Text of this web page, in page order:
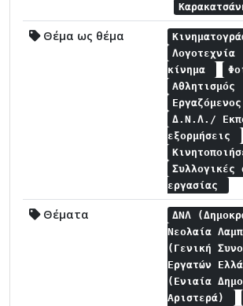
Θέμα ως θέμα
Λογοτεχνία
κίνημα
Αθλητισμός
Δ.Ν.Λ./
εξορμήσεις
Συλλογικές
εργασίας
Θέματα
ΔΝΛ
Νεολαία
(Γενική
Εργατών
(Ενιαία
Αριστερά)